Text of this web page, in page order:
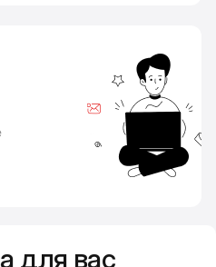
для вас